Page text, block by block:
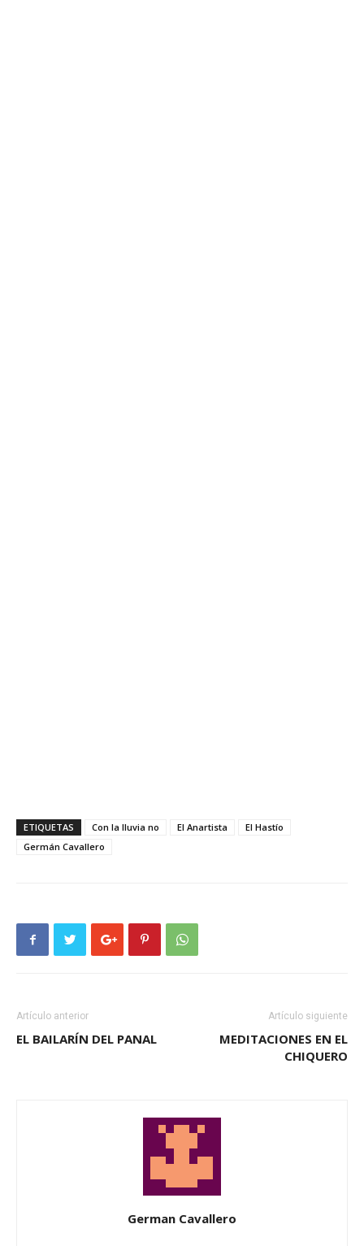
ETIQUETAS Con la lluvia no El Anartista
El Hastío
Germán Cavallero
Artículo anterior
EL BAILARÍN DEL PANAL
Artículo siguiente
MEDITACIONES EN EL
CHIQUERO
German Cavallero